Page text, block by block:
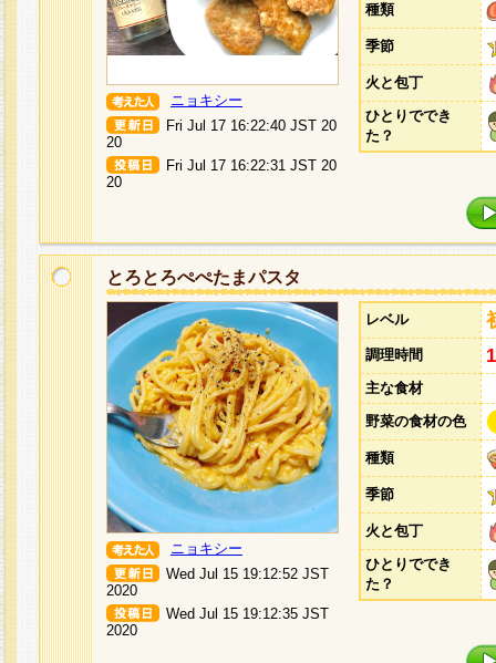
ニョキシー
Fri Jul 17 16:22:40 JST 20
20
Fri Jul 17 16:22:31 JST 20
20
種類
季節
火と包丁
ひとりででき
た？
とろとろぺぺたまパスタ
ニョキシー
Wed Jul 15 19:12:52 JST
2020
Wed Jul 15 19:12:35 JST
2020
レベル
調理時間
主な食材
野菜の食材の色
種類
季節
火と包丁
ひとりででき
た？